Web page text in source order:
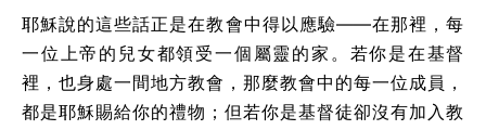
耶穌說的這些話正是在教會中得以應驗——在那裡，每
一位上帝的兒女都領受一個屬靈的家。若你是在基督
裡，也身處一間地方教會，那麼教會中的每一位成員，
都是耶穌賜給你的禮物；但若你是基督徒卻沒有加入教